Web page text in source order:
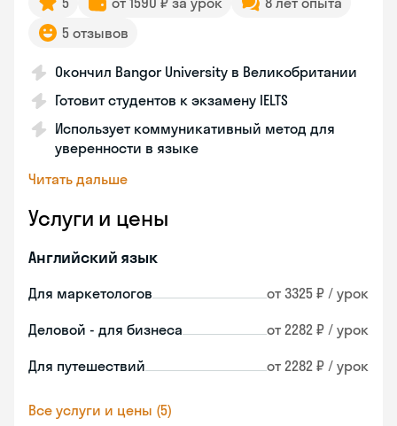
5 отзывов
Окончил Bangor University в Великобритании
Готовит студентов к экзамену IELTS
Использует коммуникативный метод для
уверенности в языке
Читать дальше
Услуги и цены
Английский язык
Для маркетологов от 3325 ₽ / урок
Деловой - для бизнеса от 2282 ₽ / урок
Для путешествий от 2282 ₽ / урок
Все услуги и цены (5)